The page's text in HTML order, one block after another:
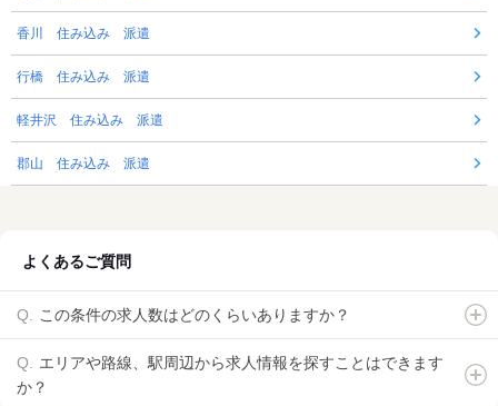
香川 住み込み 派遣
行橋 住み込み 派遣
軽井沢 住み込み 派遣
郡山 住み込み 派遣
よくあるご質問
この条件の求人数はどのくらいありますか？
エリアや路線、駅周辺から求人情報を探すことはできます
か？